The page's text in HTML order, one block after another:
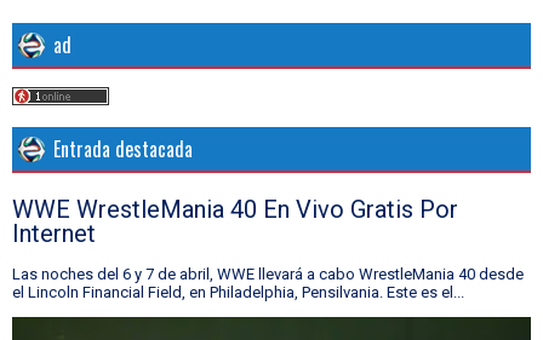
ad
Entrada destacada
WWE WrestleMania 40 En Vivo Gratis Por
Internet
Las noches del 6 y 7 de abril, WWE llevará a cabo WrestleMania 40 desde
el Lincoln Financial Field, en Philadelphia, Pensilvania. Este es el...